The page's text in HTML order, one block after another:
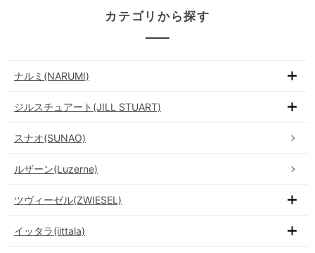
カテゴリから探す
ナルミ(NARUMI)
ジルスチュアート(JILL STUART)
スナオ(SUNAO)
ルザーン(Luzerne)
ツヴィーゼル(ZWIESEL)
イッタラ(iittala)